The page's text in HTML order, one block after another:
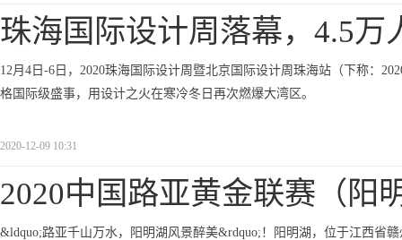
珠海国际设计周落幕，4.5万
12月4日-6日，2020珠海国际设计周暨北京国际设计周珠海站（下称：
格国际级盛事，用设计之火在寒冷冬日再次燃爆大湾区。
2020-12-09 10:31
2020中国路亚黄金联赛（阳
&ldquo;路亚千山万水，阳明湖风景醉美&rdquo;！阳明湖，位于江西省